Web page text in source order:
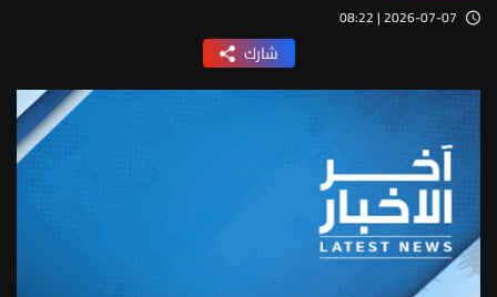
2026-07-07 | 08:22
شارك